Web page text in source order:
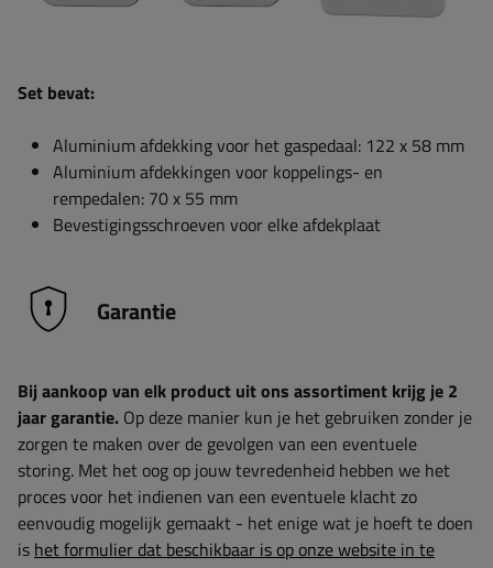
Set bevat:
Aluminium afdekking voor het gaspedaal: 122 x 58 mm
Aluminium afdekkingen voor koppelings- en
rempedalen: 70 x 55 mm
Bevestigingsschroeven voor elke afdekplaat
Garantie
Bij aankoop van elk product uit ons assortiment krijg je 2
jaar garantie. Op deze manier kun je het gebruiken zonder je
zorgen te maken over de gevolgen van een eventuele
storing. Met het oog op jouw tevredenheid hebben we het
proces voor het indienen van een eventuele klacht zo
eenvoudig mogelijk gemaakt - het enige wat je hoeft te doen
is het formulier dat beschikbaar is op onze website in te